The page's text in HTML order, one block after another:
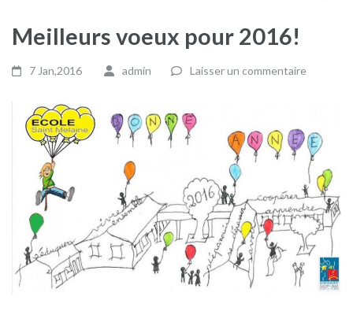
Meilleurs voeux pour 2016!
7 Jan,2016 admin Laisser un commentaire